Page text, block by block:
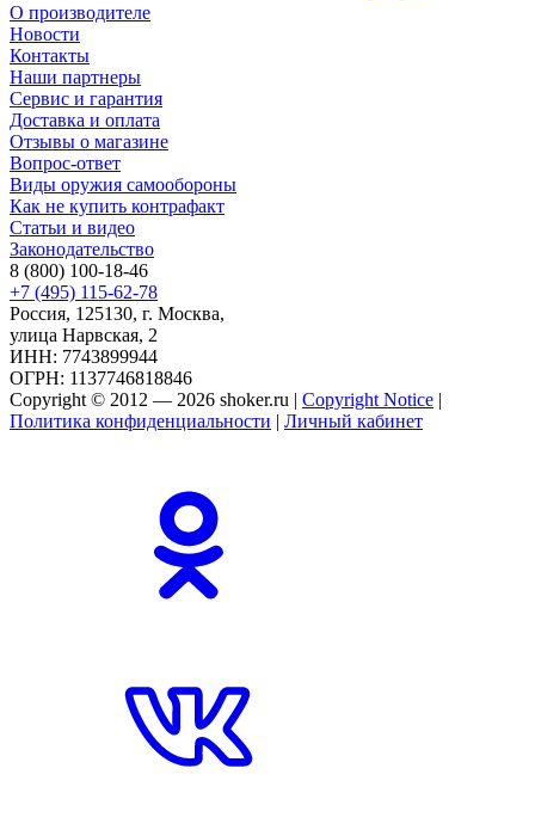
О производителе
Новости
Контакты
Наши партнеры
Сервис и гарантия
Доставка и оплата
Отзывы о магазине
Вопрос-ответ
Виды оружия самообороны
Как не купить контрафакт
Статьи и видео
Законодательство
8 (800) 100-18-46
+7 (495) 115-62-78
Россия, 125130, г. Москва,
улица Нарвская, 2
ИНН: 7743899944
ОГРН: 1137746818846
Copyright © 2012 — 2026 shoker.ru | Copyright Notice |
Политика конфиденциальности | Личный кабинет